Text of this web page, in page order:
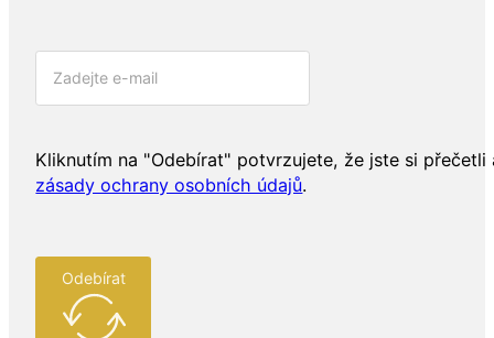
Kliknutím na "Odebírat" potvrzujete, že jste si přečetli
zásady ochrany osobních údajů.
Odebírat